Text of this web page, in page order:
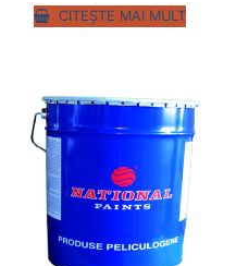
CITEȘTE MAI MULT